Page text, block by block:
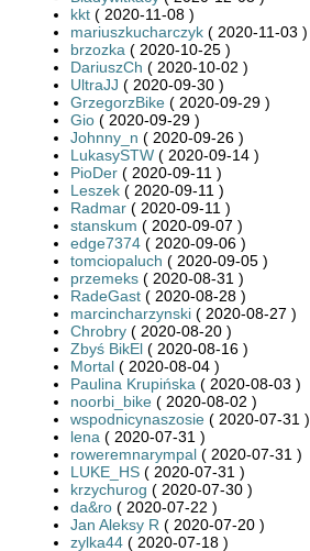
kkt ( 2020-11-08 )
mariuszkucharczyk ( 2020-11-03 )
brzozka ( 2020-10-25 )
DariuszCh ( 2020-10-02 )
UltraJJ ( 2020-09-30 )
GrzegorzBike ( 2020-09-29 )
Gio ( 2020-09-29 )
Johnny_n ( 2020-09-26 )
LukasySTW ( 2020-09-14 )
PioDer ( 2020-09-11 )
Leszek ( 2020-09-11 )
Radmar ( 2020-09-11 )
stanskum ( 2020-09-07 )
edge7374 ( 2020-09-06 )
tomciopaluch ( 2020-09-05 )
przemeks ( 2020-08-31 )
RadeGast ( 2020-08-28 )
marcincharzynski ( 2020-08-27 )
Chrobry ( 2020-08-20 )
Zbyś BikEl ( 2020-08-16 )
Mortal ( 2020-08-04 )
Paulina Krupińska ( 2020-08-03 )
noorbi_bike ( 2020-08-02 )
wspodnicynaszosie ( 2020-07-31 )
lena ( 2020-07-31 )
roweremnarympal ( 2020-07-31 )
LUKE_HS ( 2020-07-31 )
krzychurog ( 2020-07-30 )
da&ro ( 2020-07-22 )
Jan Aleksy R ( 2020-07-20 )
zylka44 ( 2020-07-18 )